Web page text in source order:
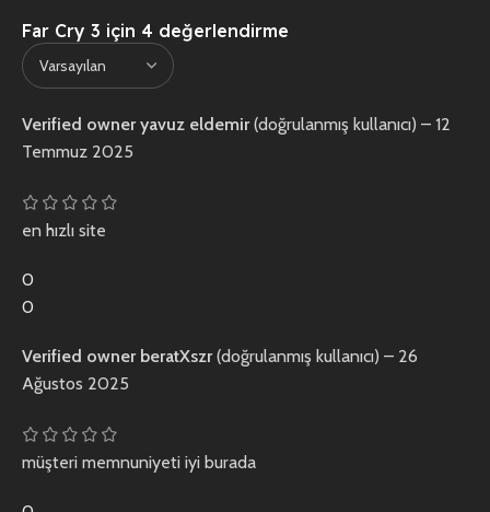
Far Cry 3 için 4 değerlendirme
Verified owneryavuz eldemir(doğrulanmış kullanıcı) – 12
Temmuz 2025
en hızlı site
0
0
Verified owner beratXszr(doğrulanmış kullanıcı) – 26
Ağustos 2025
müşteri memnuniyeti iyi burada